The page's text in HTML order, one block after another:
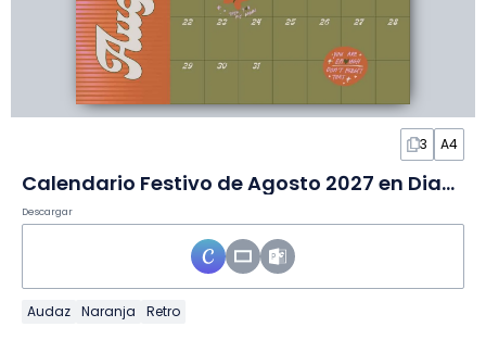
3 A4
Calendario Festivo de Agosto 2027 en Diapositivas
Descargar
Audaz Naranja Retro